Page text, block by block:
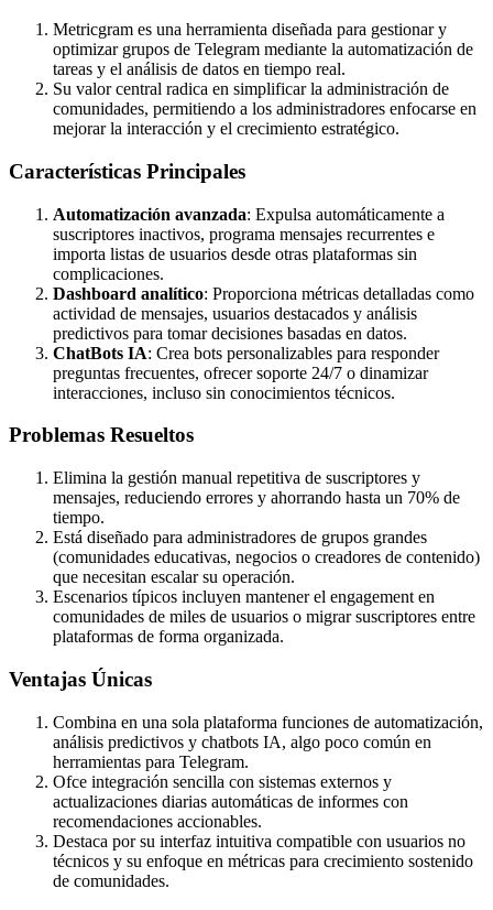
Metricgram es una herramienta diseñada para gestionar y
optimizar grupos de Telegram mediante la automatización de
tareas y el análisis de datos en tiempo real.
Su valor central radica en simplificar la administración de
comunidades, permitiendo a los administradores enfocarse en
mejorar la interacción y el crecimiento estratégico.
Características Principales
Automatización avanzada: Expulsa automáticamente a
suscriptores inactivos, programa mensajes recurrentes e
importa listas de usuarios desde otras plataformas sin
complicaciones.
Dashboard analítico: Proporciona métricas detalladas como
actividad de mensajes, usuarios destacados y análisis
predictivos para tomar decisiones basadas en datos.
ChatBots IA: Crea bots personalizables para responder
preguntas frecuentes, ofrecer soporte 24/7 o dinamizar
interacciones, incluso sin conocimientos técnicos.
Problemas Resueltos
Elimina la gestión manual repetitiva de suscriptores y
mensajes, reduciendo errores y ahorrando hasta un 70% de
tiempo.
Está diseñado para administradores de grupos grandes
(comunidades educativas, negocios o creadores de contenido)
que necesitan escalar su operación.
Escenarios típicos incluyen mantener el engagement en
comunidades de miles de usuarios o migrar suscriptores entre
plataformas de forma organizada.
Ventajas Únicas
Combina en una sola plataforma funciones de automatización,
análisis predictivos y chatbots IA, algo poco común en
herramientas para Telegram.
Ofce integración sencilla con sistemas externos y
actualizaciones diarias automáticas de informes con
recomendaciones accionables.
Destaca por su interfaz intuitiva compatible con usuarios no
técnicos y su enfoque en métricas para crecimiento sostenido
de comunidades.